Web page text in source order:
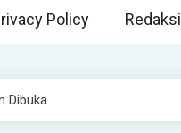
Policy Redaksi
Dibuka